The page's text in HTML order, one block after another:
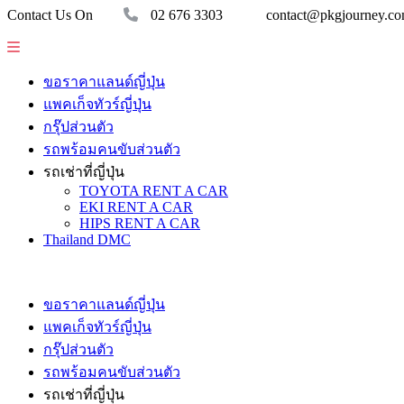
Contact Us On 02 676 3303
ขอราคาแลนด์ญี่ปุ่น
แพคเก็จทัวร์ญี่ปุ่น
กรุ๊ปส่วนตัว
รถพร้อมคนขับส่วนตัว
รถเช่าที่ญี่ปุ่น
TOYOTA RENT A CAR
EKI RENT A CAR
HIPS RENT A CAR
Thailand DMC
ขอราคาแลนด์ญี่ปุ่น
แพคเก็จทัวร์ญี่ปุ่น
กรุ๊ปส่วนตัว
รถพร้อมคนขับส่วนตัว
รถเช่าที่ญี่ปุ่น